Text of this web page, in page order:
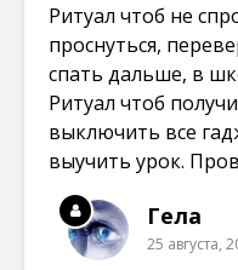
Ритуал чтоб не
проснуться,
спать дальше, в
Ритуал чтоб
выключить все
выучить урок.
Гела
25 августа,